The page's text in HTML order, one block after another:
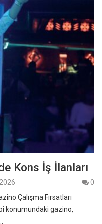
Kons İş İlanları
0
Çalışma Fırsatları
konumundaki gazino,